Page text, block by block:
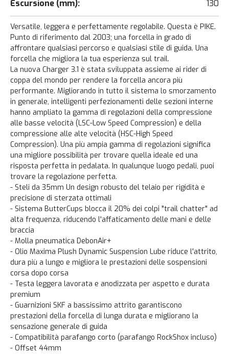
Escursione (mm): 130
Versatile, leggera e perfettamente regolabile. Questa è PIKE.
Punto di riferimento dal 2003; una forcella in grado di
affrontare qualsiasi percorso e qualsiasi stile di guida. Una
forcella che migliora la tua esperienza sul trail.
La nuova Charger 3.1 è stata sviluppata assieme ai rider di
coppa del mondo per rendere la forcella ancora più
performante. Migliorando in tutto il sistema lo smorzamento
in generale, intelligenti perfezionamenti delle sezioni interne
hanno ampliato la gamma di regolazioni della compressione
alle basse velocità (LSC-Low Speed Compression) e della
compressione alle alte velocità (HSC-High Speed
Compression). Una più ampia gamma di regolazioni significa
una migliore possibilità per trovare quella ideale ed una
risposta perfetta in pedalata. In qualunque luogo pedali, puoi
trovare la regolazione perfetta.
- Steli da 35mm Un design robusto del telaio per rigidità e
precisione di sterzata ottimali
- Sistema ButterCups blocca il 20% dei colpi "trail chatter" ad
alta frequenza, riducendo l'affaticamento delle mani e delle
braccia
- Molla pneumatica DebonAir+
- Olio Maxima Plush Dynamic Suspension Lube riduce l'attrito,
dura più a lungo e migliora le prestazioni delle sospensioni
corsa dopo corsa
- Testa leggera lavorata e anodizzata per aspetto e durata
premium
- Guarnizioni SKF a bassissimo attrito garantiscono
prestazioni della forcella di lunga durata e migliorano la
sensazione generale di guida
- Compatibilità parafango corto (parafango RockShox incluso)
- Offset 44mm